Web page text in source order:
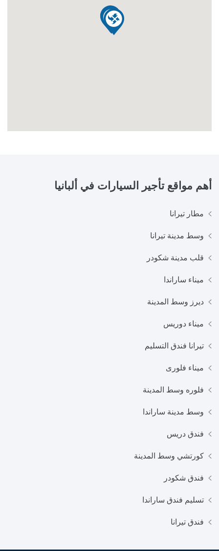
أهم مواقع تأجير السيارات في ألبانيا
مطار تيرانا
وسط مدينة تيرانا
قلب مدينة شكودر
ميناء ساراندا
ديرز وسط المدينة
ميناء دوريس
تيرانا فندق التسليم
ميناء فلورى
فلوره وسط المدينة
وسط مدينة ساراندا
فندق دريس
كورتشي وسط المدينة
فندق شكودر
تسليم فندق ساراندا
فندق تيرانا